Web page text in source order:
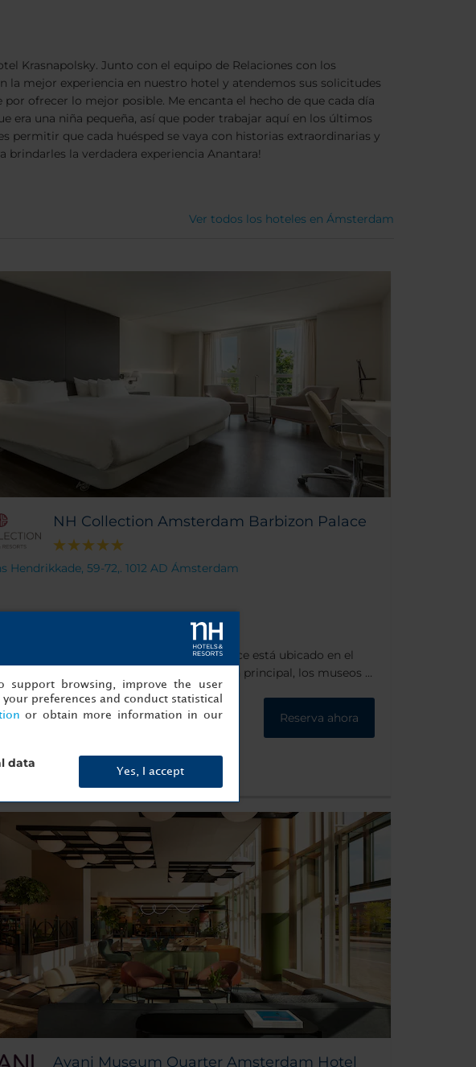
Krasnapolsky. Junto con el equipo de Relaciones con los
la mejor experiencia en nuestro hotel y atendemos sus solicitudes
ofrecer lo mejor posible. Me encanta el hecho de que cada día
era una niña pequeña, así que poder trabajar aquí en los últimos
permitir que cada huésped se vaya con historias extraordinarias y
brindarles la verdadera experiencia Anantara!
Ver todos los hoteles en Ámsterdam
NH Collection Amsterdam Barbizon Palace
Hendrikkade, 59-72,. 1012 AD Ámsterdam
NH Collection Amsterdam Barbizon Palace está ubicado en el
de Ámsterdam. junto a la estación del tren principal, los museos y
importantes de la zona. El edificio que data del siglo XVII,
atracción por sí mismo.
Reserva ahora
información
Avani Museum Quarter Amsterdam Hotel
browsing, improve the user
preferences and conduct statistical
or obtain more information in our
data
Yes, I accept